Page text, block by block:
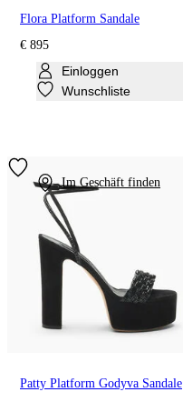
Einloggen
Wunschliste
Im Geschäft finden
Flora Platform Sandale
€ 895
Patty Platform Godyva Sandale